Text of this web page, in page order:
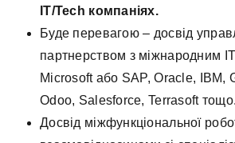
ІТ/Tech компаніях.
Буде перевагою – досвід
партнерством з міжнародним
Microsoft або SAP, Oracle, IBM,
Odoo, Salesforce, Terrasoft тощо.
Досвід міжфункціональної